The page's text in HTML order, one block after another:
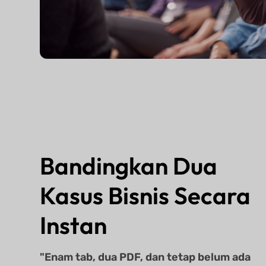
Bandingkan Dua
Kasus Bisnis Secara
Instan
"Enam tab, dua PDF, dan tetap belum ada